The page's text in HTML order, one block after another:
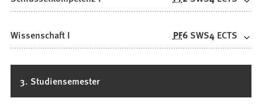
Wissenschaft I PF6 SWS4 ECTS
3. Studiensemester